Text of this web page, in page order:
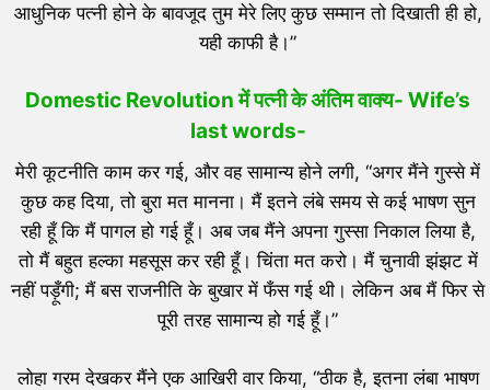
आधुनिक पत्नी होने के बावजूद तुम मेरे लिए कुछ सम्मान तो दिखाती ही हो,
यही काफी है।”
Domestic Revolution मेंपत्नी के अंतिम वाक्य- Wife’s
last words-
मेरी कूटनीति काम कर गई, और वह सामान्य होने लगी, “अगर मैंने गुस्से में
कुछ कह दिया, तो बुरा मत मानना। मैं इतने लंबे समय से कई भाषण सुन
रही हूँ कि मैं पागल हो गई हूँ। अब जब मैंने अपना गुस्सा निकाल लिया है,
तो मैं बहुत हल्का महसूस कर रही हूँ। चिंता मत करो। मैं चुनावी झंझट में
नहीं पड़ूँगी; मैं बस राजनीति के बुखार में फँस गई थी। लेकिन अब मैं फिर से
पूरी तरह सामान्य हो गई हूँ।”
लोहा गरम देखकर मैंने एक आखिरी वार किया, “ठीक है, इतना लंबा भाषण